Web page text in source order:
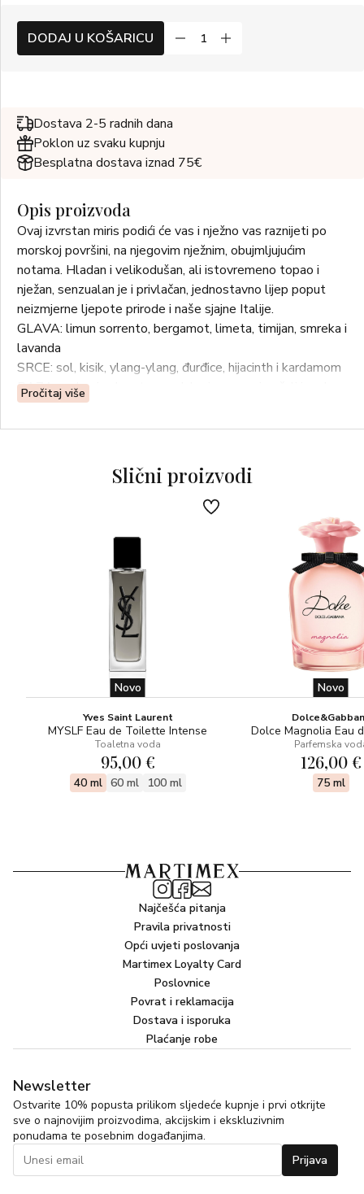
DODAJ U KOŠARICU
Dostava 2-5 radnih dana
Poklon uz svaku kupnju
Besplatna dostava iznad 75€
Opis proizvoda
Ovaj izvrstan miris podići će vas i nježno vas raznijeti po
morskoj površini, na njegovim nježnim, obujmljujućim
notama. Hladan i velikodušan, ali istovremeno topao i
nježan, senzualan je i privlačan, jednostavno lijep poput
neizmjerne ljepote prirode i naše sjajne Italije.
GLAVA: limun sorrento, bergamot, limeta, timijan, smreka i
lavanda
SRCE: sol, kisik, ylang-ylang, đurđice, hijacinth i kardamom
BAZA: mahovina hrasta, sandalovina, crveni pačuli i cedar
Pročitaj više
Slični proizvodi
Novo
Yves Saint Laurent
MYSLF Eau de Toilette Intense
Toaletna voda
95,00 €
40 ml 60 ml 100 ml
Novo
Dolce Magnolia Eau
Parfemska
126,00 €
75 ml
Najčešća pitanja
Pravila privatnosti
Opći uvjeti poslovanja
Martimex Loyalty Card
Poslovnice
Povrat i reklamacija
Dostava i isporuka
Plaćanje robe
Newsletter
Ostvarite 10% popusta prilikom sljedeće kupnje i prvi otkrijte
sve o najnovijim proizvodima, akcijskim i ekskluzivnim
ponudama te posebnim događanjima.
Prijava